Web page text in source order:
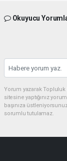
Okuyucu
Yorum yazarak Topluluk
sitesine yaptığınız
başınıza
sorumlu tutulamaz.